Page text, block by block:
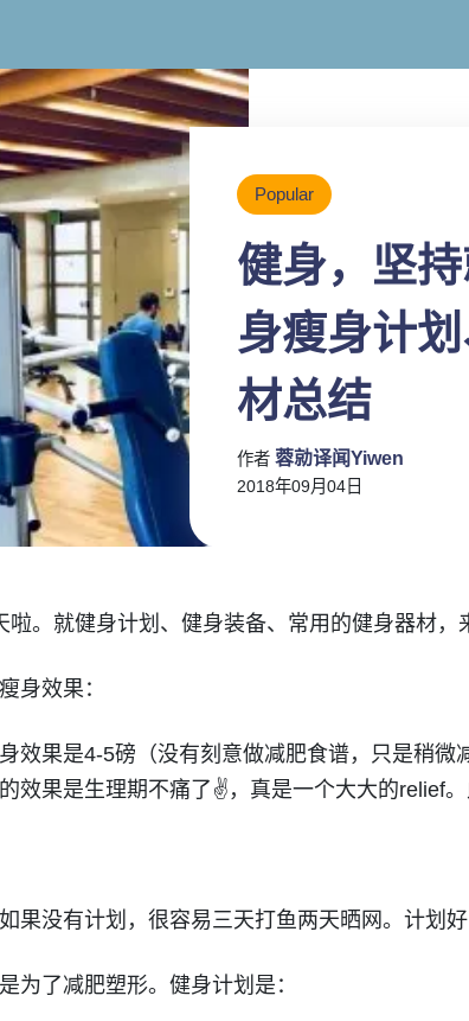
Popular
健身，坚
身瘦身计
材总结
作者 蓉勍译闻Yiwen
2018年09月04日
啦。就健身计划、健身装备、常用的健身器材，
身效果：
效果是4-5磅（没有刻意做减肥食谱，只是稍微
效果是生理期不痛了✌️，真是一个大大的relief。
果没有计划，很容易三天打鱼两天晒网。计划好
为了减肥塑形。健身计划是：